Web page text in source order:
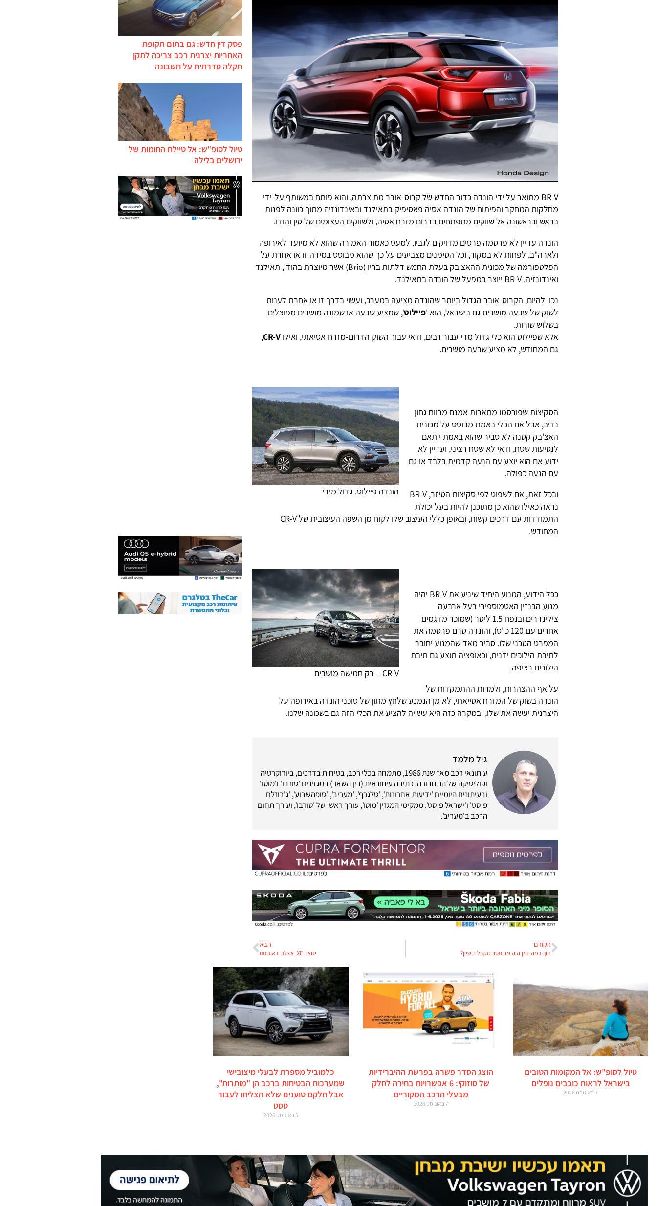
BR-V מתואר על ידי הונדה כדור החדש של קרוס-אובר מתוצרתה, והוא פותח במשותף על-ידי
מחלקות המחקר והפיתוח של הונדה אסיה פאסיפיק בתאילנד ובאינדונזיה מתוך כוונה לפנות
בראש ובראשונה אל שווקים מתפתחים בדרום מזרח אסיה, ולשווקים העצומים של סין והודו.
הונדה עדיין לא פרסמה פרטים מדויקים לגביו, למעט כאמור האמירה שהוא לא מיועד לאירופה
ולארה"ב, לפחות לא במקור, וכל הסימנים מצביעים על כך שהוא מבוסס במידה זו או אחרת על
הפלטפורמה של מכונית ההאצ'בק בעלת החמש דלתות בריו (Brio) אשר מיוצרת בהודו, תאילנד
ואינדונזיה. BR-V ייוצר במפעל של הונדה בתאילנד.
נכון להיום, הקרוס-אובר הגדול ביותר שהונדה מציעה במערב, ועשוי בדרך זו או אחרת לענות
לשוק של שבעה מושבים גם בישראל, הוא 'פיילוט', שמציע שבעה או שמונה מושבים מפוצלים
בשלוש שורות.
אלא שפיילוט הוא כלי גדול מדי עבור רבים, ודאי עבור השוק הדרום-מזרח אסיאתי, ואילו CR-V
,
גם המחודש, לא מציע שבעה מושבים.
הונדה פיילוט. גדול מידי
הסקיצות שפורסמו מתארות אמנם מרווח גחון
נדיב, אבל אם הכלי באמת מבוסס על מכונית
האצ'בק קטנה לא סביר שהוא באמת יותאם
לנסיעות שטח, ודאי לא שטח רציני, ועדיין לא
ידוע אם הוא יוצע עם הנעה קדמית בלבד או גם
עם הנעה כפולה.
ובכל זאת, אם לשפוט לפי סקיצות הטיזר, BR-V
נראה כאילו שהוא כן מתוכנן להיות בעל יכולת
התמודדות עם דרכים קשות, ובאופן כללי העיצוב שלו לקוח מן השפה העיצובית של CR-V
המחודש.
CR-V – רק חמישה מושבים
ככל הידוע, המנוע היחיד שיניע את BR-V יהיה
מנוע הבנזין האטמוספירי בעל ארבעה
צילינדרים ובנפח 1.5 ליטר (שמוכר מדגמים
אחרים עם 120 כ"ס), והונדה טרם פרסמה את
המפרט הטכני שלו. סביר מאד שהמנוע יחובר
לתיבת הילוכים ידנית, וכאופציה תוצע גם תיבת
הילוכים רציפה.
על אף ההצהרות, ולמרות ההתמקדות של
הונדה בשוק של המזרח אסייאתי, לא מן הנמנע שלחץ מתון של סוכני הונדה באירופה על
היצרנית יעשה את שלו, ובמקרה כזה היא עשויה להציע את הכלי הזה גם בשכונה שלנו.
גיל מלמד
עיתונאי רכב מאז שנת 1986, מתמחה בכלי רכב, בטיחות בדרכים, ביורוקרטיה
ופוליטיקה של התחבורה. כתיבה עיתונאית (בין השאר) במגזינים 'טורבו' ו'מוטו'
ובעיתונים היומיים 'ידיעות אחרונות', 'טלגרף', 'מעריב', 'סופהשבוע', 'ג'רוזלם
פוסט' ו'ישראל פוסט'. ממקימי המגזין 'מוטו', עורך ראשי של 'טורבו', ועורך תחום
הרכב ב'מעריב'.
הקודם
תוך כמה זמן היה מר חסון מקבל רישיון?
הבא
יגואר XE, אצלנו באוגוסט
פסק דין חדש: גם בתום תקופת
האחריות יצרנית רכב צריכה לתקן
תקלה סדרתית על חשבונה
טיול לסופ"ש: אל טיילת החומות של
ירושלים בלילה
טיול לסופ"ש: אל המקומות הטובים
בישראל לראות כוכבים נופלים
7 באוגוסט 2026
הוצג הסדר פשרה בפרשת ההיברידיות
של סוזוקי: 6 אפשרויות בחירה לחלק
מבעלי הרכב המקוריים
7 באוגוסט 2026
כלמוביל מספרת לבעלי מיצובישי
שמערכות הבטיחות ברכב הן "מותרות",
אבל חלקם טוענים שלא הצליחו לעבור
טסט
5 באוגוסט 2026